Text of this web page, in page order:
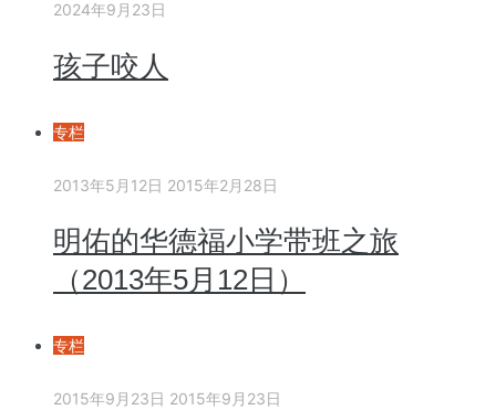
2024年9月23日
孩子咬人
专栏
2013年5月12日 2015年2月28日
明佑的华德福小学带班之旅
（2013年5月12日）
专栏
2015年9月23日 2015年9月23日